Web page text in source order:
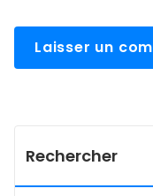
Rechercher